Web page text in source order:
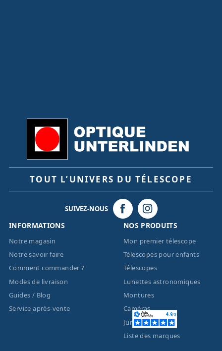
TOUT L’UNIVERS DU TÉLESCOPE
SUIVEZ-NOUS
INFORMATIONS
Notre magasin
Notre savoir faire
Comment commander ?
Modes de livraison
Guides / Blog
Service après-vente
NOS PRODUITS
Mon premier télescope
Télescopes pour enfants
Télescopes
Lunettes astronomiques
Montures
Caméras
Jumelles
Liste des marques